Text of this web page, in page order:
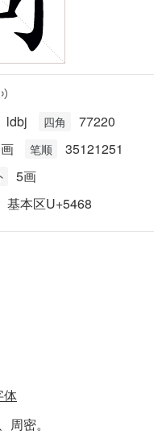
ldbj 四角 77220
笔顺 35121251
5画
基本区U+5468
体
密。